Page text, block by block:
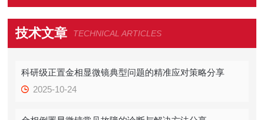
技术文章 TECHNICAL ARTICLES
科研级正置金相显微镜典型问题的精准应对策略分享
2025-10-24